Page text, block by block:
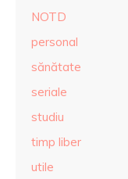
NOTD
personal
sănătate
seriale
studiu
timp liber
utile